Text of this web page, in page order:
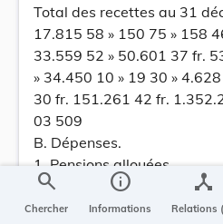
Total des recettes au 31
17.815 58 » 150 75 » 158
33.559 52 » 50.601 37 fr.
» 34.450 10 » 19 30 »
30 fr. 151.261 42 fr.
03 509
B. Dépenses.
1. Pensions allouées
2. Indemnité de
pensionnaires
search
Chercher
info
Informations
device_hub
Relations